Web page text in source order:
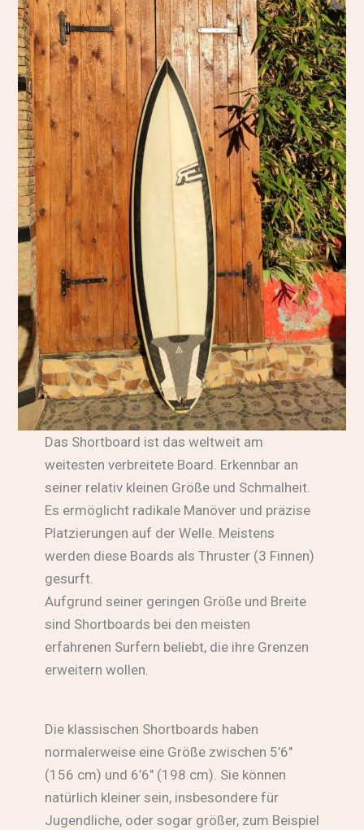
Das Shortboard ist das weltweit am
weitesten verbreitete Board. Erkennbar an
seiner relativ kleinen Größe und Schmalheit.
Es ermöglicht radikale Manöver und präzise
Platzierungen auf der Welle. Meistens
werden diese Boards als Thruster (3 Finnen)
gesurft.
Aufgrund seiner geringen Größe und Breite
sind Shortboards bei den meisten
erfahrenen Surfern beliebt, die ihre Grenzen
erweitern wollen.
Die klassischen Shortboards haben
normalerweise eine Größe zwischen 5’6″
(156 cm) und 6’6″ (198 cm). Sie können
natürlich kleiner sein, insbesondere für
Jugendliche, oder sogar größer, zum Beispiel